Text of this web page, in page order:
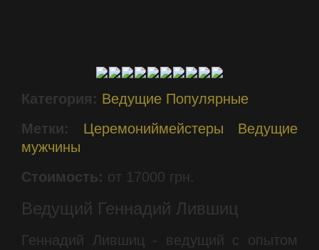
Категория: Ведущие Популярные
Метки: Церемониймейстеры
Ведущие
мужчины
Стоимость: от 17000 грн.
Ведущий Геннадий Лившиц
Геннадий Лившиц - ведущий с опытом